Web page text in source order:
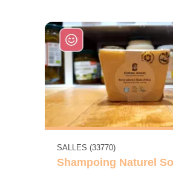
SALLES (33770)
Shampoing Naturel